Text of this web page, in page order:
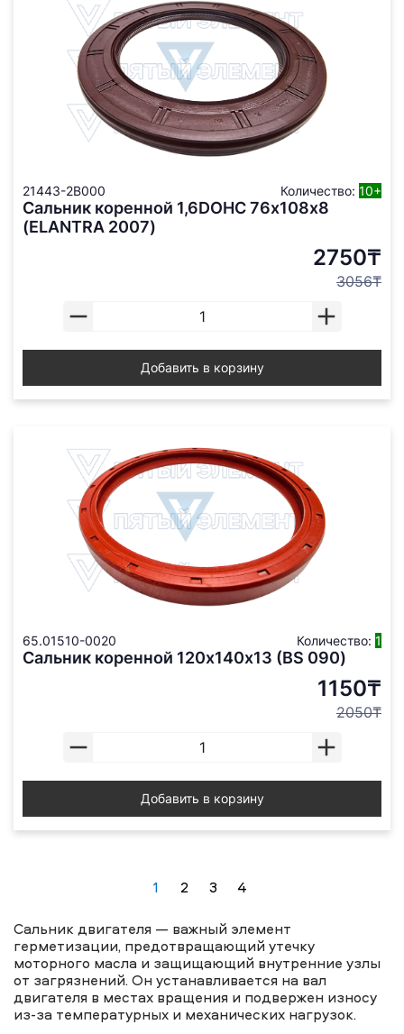
21443-2B000 Количество: 10+
Сальник коренной 1,6DOHC 76х108х8
(ELANTRA 2007)
2750₸
3056₸
Добавить в корзину
65.01510-0020 Количество: 1
Сальник коренной 120х140х13 (BS 090)
1150₸
2050₸
Добавить в корзину
1 2 3 4
Сальник двигателя — важный элемент
герметизации, предотвращающий утечку
моторного масла и защищающий внутренние узлы
от загрязнений. Он устанавливается на вал
двигателя в местах вращения и подвержен износу
из-за температурных и механических нагрузок.